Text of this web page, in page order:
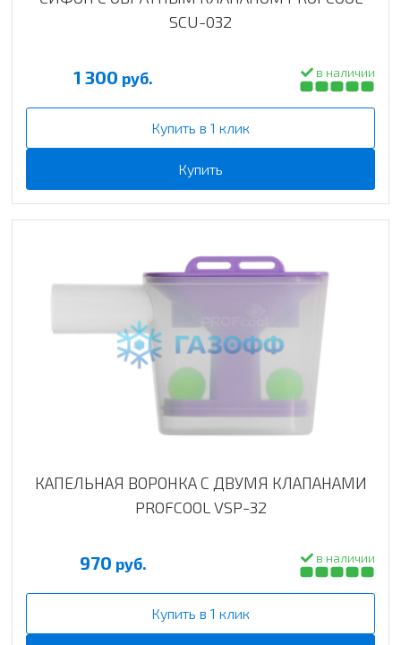
SCU-032
1 300 руб. в наличии
Купить в 1 клик
Купить
КАПЕЛЬНАЯ ВОРОНКА С ДВУМЯ КЛАПАНАМИ
PROFCOOL VSP-32
970 руб. в наличии
Купить в 1 клик